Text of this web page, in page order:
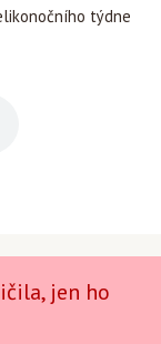
týdne
jen ho